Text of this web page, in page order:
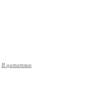
В цитатник